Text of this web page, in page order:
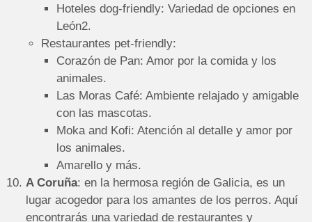
Hoteles dog-friendly: Variedad de opciones en
León2.
Restaurantes pet-friendly:
Corazón de Pan: Amor por la comida y los
animales.
Las Moras Café: Ambiente relajado y amigable
con las mascotas.
Moka and Kofi: Atención al detalle y amor por
los animales.
Amarello y más.
A Coruña: en la hermosa región de Galicia, es un
lugar acogedor para los amantes de los perros. Aquí
encontrarás una variedad de restaurantes y